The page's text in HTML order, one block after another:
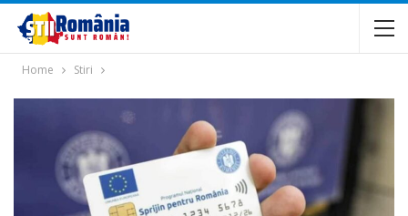
Home Stiri